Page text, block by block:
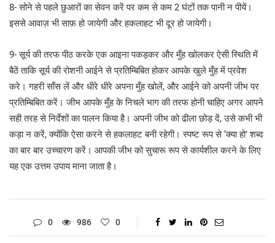
8- सोने से पहले छुआरों का सेवन करें पर कम से कम 2 घंटों तक पानी न पीयें।
इससे आवाज़ भी साफ़ हो जायेगी और हकलाहट भी दूर हो जायेगी।
9- सूर्य की तरफ पीठ करके एक आइना पकड़कर और मुँह खोलकर ऐसी स्थिति में
बैठें ताकि सूर्य की रोशनी आईने से प्रतिम्बिबित होकर आपके खुले मुँह में प्रवेश
करे। गहरी साँस लें और धीरे धीरे अपना मुँह खोलें, और आईने को अपनी जीभ पर
प्रतिम्बिबित करें। जीभ आपके मुँह के निचले भाग की तरफ होनी चाहिए अगर आपने
सही तरह से निर्देशों का पालन किया है। अपनी जीभ को ढीला छोड़ दें, उसे कभी भी
कड़ा न करें, क्योंकि ऐसा करने से हकलाहट बनी रहेगी। स्पष्ट रूप से ‘क्या हो’ शब्द
का बार बार उच्चारण करें। आपकी जीभ को सुचारू रूप से कार्यशील करने के लिए
यह एक उत्तम उपाय माना जाता है।
0 986 0